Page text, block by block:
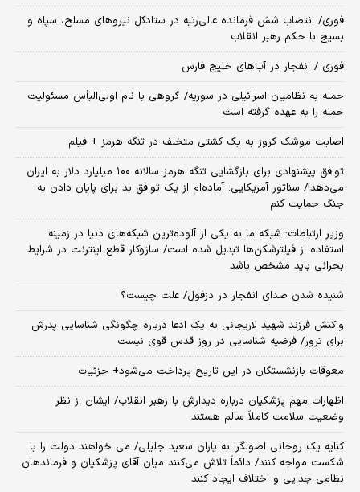
فوری/ انتصاب شش فرمانده عالی‌رتبه در ستادکل نیروهای مسلح، سپاه و
بسیج با حکم رهبر انقلاب
فوری / انفجار در آب‌های خلیج فارس
حمله به نظامیان اسرائیلی در سوریه/ گروهی با نام اولی‌البأس مسئولیت
حمله را به عهده گرفته است
اصابت موشک کروز به یک کشتی متخلف در تنگه هرمز + فیلم
توافق پیشنهادی برای بازگشایی تنگه هرمز سالانه ۱۰۰ میلیارد دلار به ایران
می‌دهد!/ سناتور آمریکایی: آماده‌ام از یک توافق بد برای پایان دادن به
جنگ حمایت کنم
وزیر ارتباطات: شبکه ما به یکی از آلوده‌ترین شبکه‌های دنیا در زمینه
استفاده از فیلترشکن‌ها تبدیل شده است/ سازوکار قطع اینترنت در شرایط
بحرانی باید مشخص باشد
شنیده شدن صدای انفجار در دزفول/ علت چیست؟
واکنش فرزند شهید لاریجانی به یک ادعا درباره چگونگی شناسایی پدرش
برای ترور/ فرضیه شناسایی در روز قدس قوی نیست
معوقات بازنشستگان در این تاریخ پرداخت می‌شود+ جزئیات
اظهارات مهم پزشکیان درباره دیدارش با رهبر انقلاب/ ایشان از نظر
وضعیت سلامت کاملاً سالم هستند
کنایه یک روحانی اصولگرا به یاران سعید جلیلی/ می خواهند دولت را با
شکست مواجه کنند/ دائماً تلاش می‌کنند میان آقای پزشکیان و فرماندهان
نظامی جدایی و اختلاف ایجاد کنند